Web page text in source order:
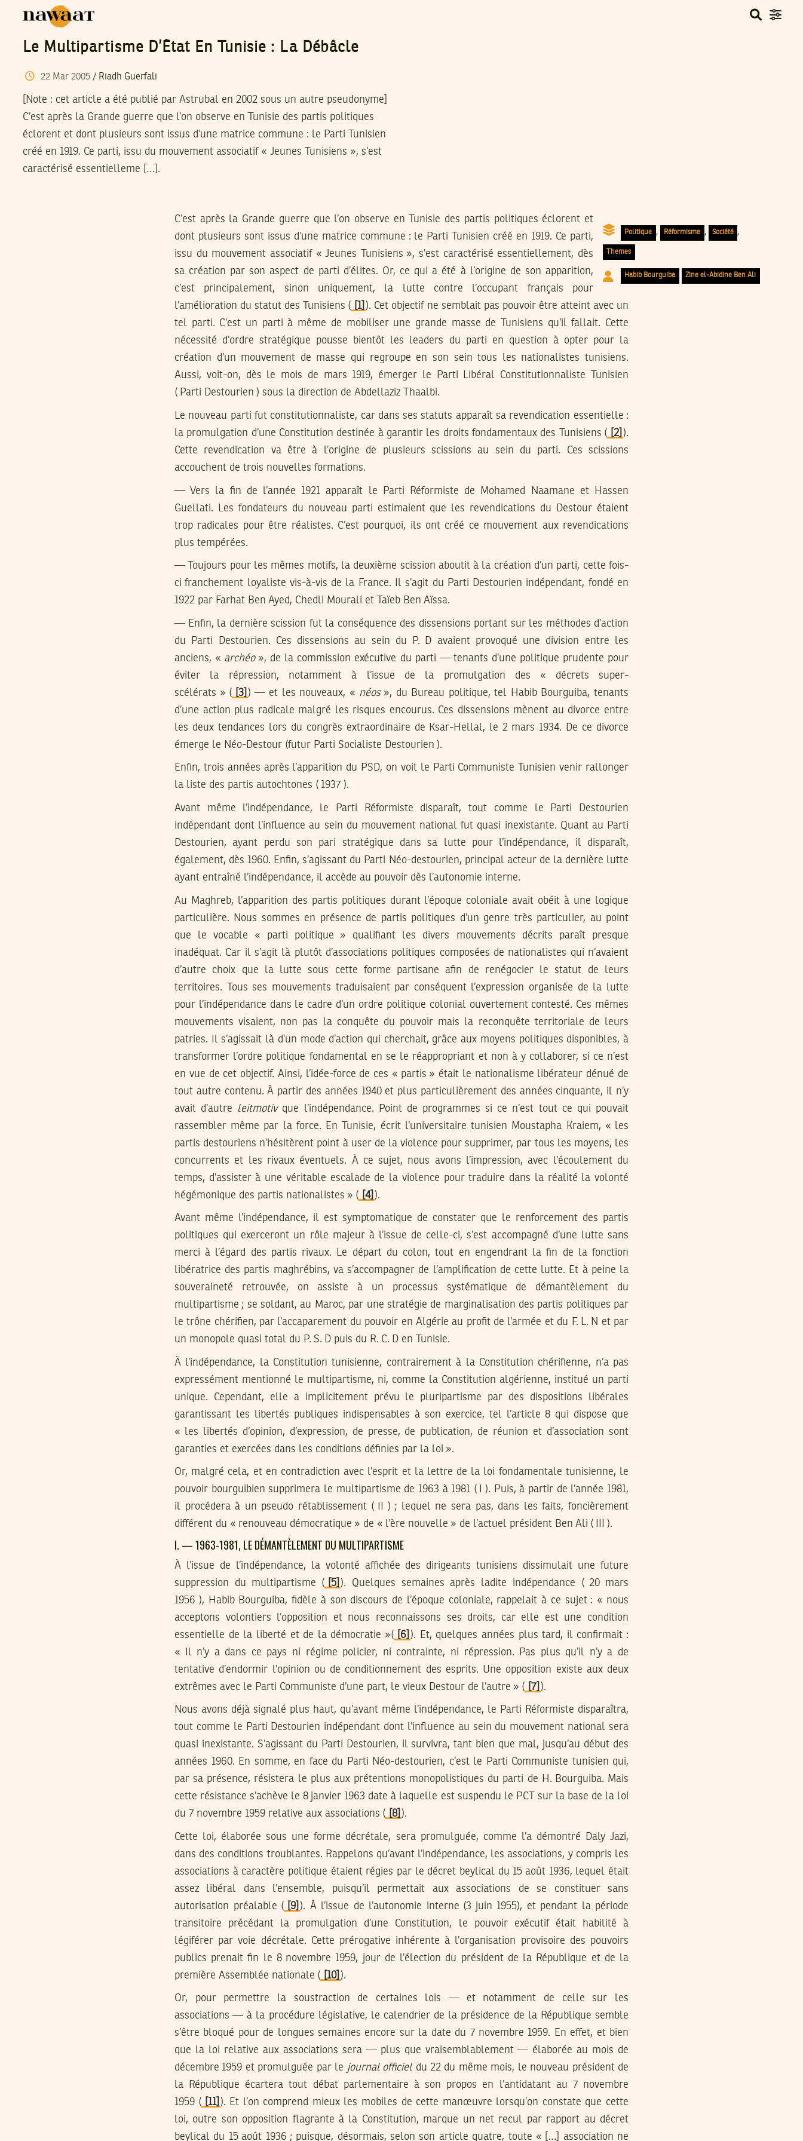
Le Multipartisme D’État En Tunisie : La Débâcle
22 Mar 2005/ Riadh Guerfali
[Note : cet article a été publié par Astrubal en 2002 sous un autre pseudonyme]
C’est après la Grande guerre que l’on observe en Tunisie des partis politiques
éclorent et dont plusieurs sont issus d’une matrice commune : le Parti Tunisien
créé en 1919. Ce parti, issu du mouvement associatif « Jeunes Tunisiens », s’est
caractérisé essentielleme […].
Politique , Réformisme , Société ,
Themes
Habib Bourguiba Zine el-Abidine Ben Ali
C’est après la Grande guerre que l’on observe en Tunisie des partis politiques éclorent et
dont plusieurs sont issus d’une matrice commune : le Parti Tunisien créé en 1919. Ce parti,
issu du mouvement associatif « Jeunes Tunisiens », s’est caractérisé essentiellement, dès
sa création par son aspect de parti d’élites. Or, ce qui a été à l’origine de son apparition,
c’est principalement, sinon uniquement, la lutte contre l’occupant français pour
l’amélioration du statut des Tunisiens (
[1] ). Cet objectif ne semblait pas pouvoir être atteint avec un
tel parti. C’est un parti à même de mobiliser une grande masse de Tunisiens qu’il fallait. Cette
nécessité d’ordre stratégique pousse bientôt les leaders du parti en question à opter pour la
création d’un mouvement de masse qui regroupe en son sein tous les nationalistes tunisiens.
Aussi, voit-on, dès le mois de mars 1919, émerger le Parti Libéral Constitutionnaliste Tunisien
( Parti Destourien ) sous la direction de Abdellaziz Thaalbi.
Le nouveau parti fut constitutionnaliste, car dans ses statuts apparaît sa revendication essentielle :
la promulgation d’une Constitution destinée à garantir les droits fondamentaux des Tunisiens (
[2] ).
Cette revendication va être à l’origine de plusieurs scissions au sein du parti. Ces scissions
accouchent de trois nouvelles formations.
— Vers la fin de l’année 1921 apparaît le Parti Réformiste de Mohamed Naamane et Hassen
Guellati. Les fondateurs du nouveau parti estimaient que les revendications du Destour étaient
trop radicales pour être réalistes. C’est pourquoi, ils ont créé ce mouvement aux revendications
plus tempérées.
— Toujours pour les mêmes motifs, la deuxième scission aboutit à la création d’un parti, cette fois-
ci franchement loyaliste vis-à-vis de la France. Il s’agit du Parti Destourien indépendant, fondé en
1922 par Farhat Ben Ayed, Chedli Mourali et Taïeb Ben Aïssa.
— Enfin, la dernière scission fut la conséquence des dissensions portant sur les méthodes d’action
du Parti Destourien. Ces dissensions au sein du P. D avaient provoqué une division entre les
anciens, « archéo», de la commission exécutive du parti — tenants d’une politique prudente pour
éviter la répression, notamment à l’issue de la promulgation des « décrets super-
scélérats » (
[3] ) — et les nouveaux, « néos», du Bureau politique, tel Habib Bourguiba, tenants
d’une action plus radicale malgré les risques encourus. Ces dissensions mènent au divorce entre
les deux tendances lors du congrès extraordinaire de Ksar-Hellal, le 2 mars 1934. De ce divorce
émerge le Néo-Destour (futur Parti Socialiste Destourien ).
Enfin, trois années après l’apparition du PSD, on voit le Parti Communiste Tunisien venir rallonger
la liste des partis autochtones ( 1937 ).
Avant même l’indépendance, le Parti Réformiste disparaît, tout comme le Parti Destourien
indépendant dont l’influence au sein du mouvement national fut quasi inexistante. Quant au Parti
Destourien, ayant perdu son pari stratégique dans sa lutte pour l’indépendance, il disparaît,
également, dès 1960. Enfin, s’agissant du Parti Néo-destourien, principal acteur de la dernière lutte
ayant entraîné l’indépendance, il accède au pouvoir dès l’autonomie interne.
Au Maghreb, l’apparition des partis politiques durant l’époque coloniale avait obéit à une logique
particulière. Nous sommes en présence de partis politiques d’un genre très particulier, au point
que le vocable « parti politique » qualifiant les divers mouvements décrits paraît presque
inadéquat. Car il s’agit là plutôt d’associations politiques composées de nationalistes qui n’avaient
d’autre choix que la lutte sous cette forme partisane afin de renégocier le statut de leurs
territoires. Tous ses mouvements traduisaient par conséquent l’expression organisée de la lutte
pour l’indépendance dans le cadre d’un ordre politique colonial ouvertement contesté. Ces mêmes
mouvements visaient, non pas la conquête du pouvoir mais la reconquête territoriale de leurs
patries. Il s’agissait là d’un mode d’action qui cherchait, grâce aux moyens politiques disponibles, à
transformer l’ordre politique fondamental en se le réappropriant et non à y collaborer, si ce n’est
en vue de cet objectif. Ainsi, l’idée-force de ces « partis » était le nationalisme libérateur dénué de
tout autre contenu. À partir des années 1940 et plus particulièrement des années cinquante, il n’y
avait d’autre leitmotivque l’indépendance. Point de programmes si ce n’est tout ce qui pouvait
rassembler même par la force. En Tunisie, écrit l’universitaire tunisien Moustapha Kraiem, « les
partis destouriens n’hésitèrent point à user de la violence pour supprimer, par tous les moyens, les
concurrents et les rivaux éventuels. À ce sujet, nous avons l’impression, avec l’écoulement du
temps, d’assister à une véritable escalade de la violence pour traduire dans la réalité la volonté
hégémonique des partis nationalistes » (
[4] ).
Avant même l’indépendance, il est symptomatique de constater que le renforcement des partis
politiques qui exerceront un rôle majeur à l’issue de celle-ci, s’est accompagné d’une lutte sans
merci à l’égard des partis rivaux. Le départ du colon, tout en engendrant la fin de la fonction
libératrice des partis maghrébins, va s’accompagner de l’amplification de cette lutte. Et à peine la
souveraineté retrouvée, on assiste à un processus systématique de démantèlement du
multipartisme ; se soldant, au Maroc, par une stratégie de marginalisation des partis politiques par
le trône chérifien, par l’accaparement du pouvoir en Algérie au profit de l’armée et du F. L. N et par
un monopole quasi total du P. S. D puis du R. C. D en Tunisie.
À l’indépendance, la Constitution tunisienne, contrairement à la Constitution chérifienne, n’a pas
expressément mentionné le multipartisme, ni, comme la Constitution algérienne, institué un parti
unique. Cependant, elle a implicitement prévu le pluripartisme par des dispositions libérales
garantissant les libertés publiques indispensables à son exercice, tel l’article 8 qui dispose que
« les libertés d’opinion, d’expression, de presse, de publication, de réunion et d’association sont
garanties et exercées dans les conditions définies par la loi ».
Or, malgré cela, et en contradiction avec l’esprit et la lettre de la loi fondamentale tunisienne, le
pouvoir bourguibien supprimera le multipartisme de 1963 à 1981 ( I ). Puis, à partir de l’année 1981,
il procédera à un pseudo rétablissement ( II ) ; lequel ne sera pas, dans les faits, foncièrement
différent du « renouveau démocratique » de « l’ère nouvelle » de l’actuel président Ben Ali ( III ).
I. — 1963-1981, LE DÉMANTÈLEMENT DU MULTIPARTISME
À l’issue de l’indépendance, la volonté affichée des dirigeants tunisiens dissimulait une future
suppression du multipartisme (
[5] ). Quelques semaines après ladite indépendance ( 20 mars
1956 ), Habib Bourguiba, fidèle à son discours de l’époque coloniale, rappelait à ce sujet : « nous
acceptons volontiers l’opposition et nous reconnaissons ses droits, car elle est une condition
essentielle de la liberté et de la démocratie »(
[6] ). Et, quelques années plus tard, il confirmait :
« Il n’y a dans ce pays ni régime policier, ni contrainte, ni répression. Pas plus qu’il n’y a de
tentative d’endormir l’opinion ou de conditionnement des esprits. Une opposition existe aux deux
extrêmes avec le Parti Communiste d’une part, le vieux Destour de l’autre » (
[7] ).
Nous avons déjà signalé plus haut, qu’avant même l’indépendance, le Parti Réformiste disparaîtra,
tout comme le Parti Destourien indépendant dont l’influence au sein du mouvement national sera
quasi inexistante. S’agissant du Parti Destourien, il survivra, tant bien que mal, jusqu’au début des
années 1960. En somme, en face du Parti Néo-destourien, c’est le Parti Communiste tunisien qui,
par sa présence, résistera le plus aux prétentions monopolistiques du parti de H. Bourguiba. Mais
cette résistance s’achève le 8 janvier 1963 date à laquelle est suspendu le PCT sur la base de la loi
du 7 novembre 1959 relative aux associations (
[8] ).
Cette loi, élaborée sous une forme décrétale, sera promulguée, comme l’a démontré Daly Jazi,
dans des conditions troublantes. Rappelons qu’avant l’indépendance, les associations, y compris les
associations à caractère politique étaient régies par le décret beylical du 15 août 1936, lequel était
assez libéral dans l’ensemble, puisqu’il permettait aux associations de se constituer sans
autorisation préalable (
[9] ). À l’issue de l’autonomie interne (3 juin 1955), et pendant la période
transitoire précédant la promulgation d’une Constitution, le pouvoir exécutif était habilité à
légiférer par voie décrétale. Cette prérogative inhérente à l’organisation provisoire des pouvoirs
publics prenait fin le 8 novembre 1959, jour de l’élection du président de la République et de la
première Assemblée nationale (
[10] ).
Or, pour permettre la soustraction de certaines lois — et notamment de celle sur les
associations — à la procédure législative, le calendrier de la présidence de la République semble
s’être bloqué pour de longues semaines encore sur la date du 7 novembre 1959. En effet, et bien
que la loi relative aux associations sera — plus que vraisemblablement — élaborée au mois de
décembre 1959 et promulguée par le journal officiel du 22 du même mois, le nouveau président de
la République écartera tout débat parlementaire à son propos en l’antidatant au 7 novembre
1959 (
[11] ). Et l’on comprend mieux les mobiles de cette manœuvre lorsqu’on constate que cette
loi, outre son opposition flagrante à la Constitution, marque un net recul par rapport au décret
beylical du 15 août 1936 ; puisque, désormais, selon son article quatre, toute « […] association ne